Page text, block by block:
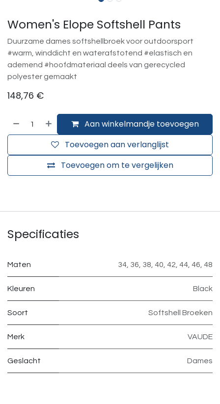
Women's Elope Softshell Pants
Duurzame dames softshellbroek voor outdoorsport
#warm, winddicht en waterafstotend #elastisch en
ademend #hoofdmateriaal deels van gerecycled
polyester gemaakt
148,76 €
Aan winkelmandje toevoegen
Toevoegen om te vergelijken
Toevoegen aan verlanglijst
Specificaties
Maten 34 36 38 40 42 44 46 48
Kleuren Black
Soort Softshell Broeken
Merk VAUDE
Geslacht Dames